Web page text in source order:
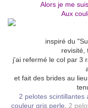
Alors je me
Aux
inspiré du
revisité,
j'ai refermé le col par 3
et fait des brides au
2 pelotes scintillantes
couleur gris perle
2